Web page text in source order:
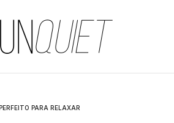
UNQUIET
PARA RELAXAR